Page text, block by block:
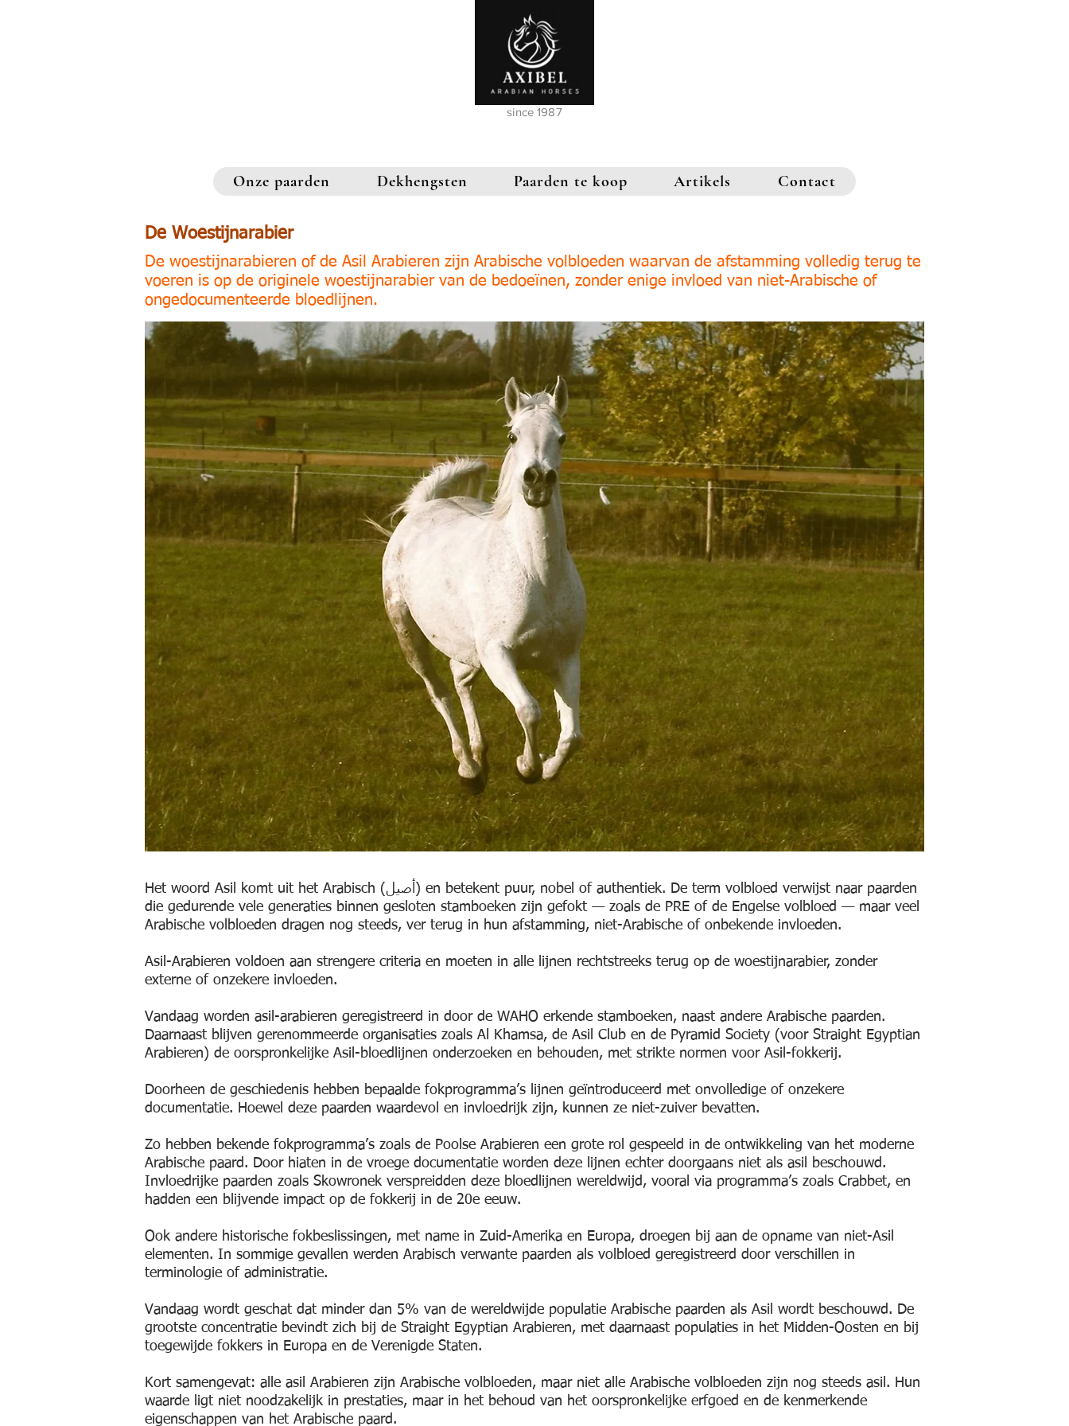
since 1987
Onze paarden Dekhengsten Paarden te koop Artikels Contact
De Woestijnarabier
De woestijnarabieren of de Asil Arabieren zijn Arabische volbloeden waarvan de afstamming volledig terug te
voeren is op de originele woestijnarabier van de bedoeïnen, zonder enige invloed van niet-Arabische of
ongedocumenteerde bloedlijnen.
Het woord Asil komt uit het Arabisch (أصيل) en betekent puur, nobel of authentiek. De term volbloed verwijst naar paarden
die gedurende vele generaties binnen gesloten stamboeken zijn gefokt — zoals de PRE of de Engelse volbloed — maar veel
Arabische volbloeden dragen nog steeds, ver terug in hun afstamming, niet-Arabische of onbekende invloeden.
Asil-Arabieren voldoen aan strengere criteria en moeten in alle lijnen rechtstreeks terug op de woestijnarabier, zonder
externe of onzekere invloeden.
Vandaag worden asil-arabieren geregistreerd in door de WAHO erkende stamboeken, naast andere Arabische paarden.
Daarnaast blijven gerenommeerde organisaties zoals Al Khamsa, de Asil Club en de Pyramid Society (voor Straight Egyptian
Arabieren) de oorspronkelijke Asil-bloedlijnen onderzoeken en behouden, met strikte normen voor Asil-fokkerij.
Doorheen de geschiedenis hebben bepaalde fokprogramma’s lijnen geïntroduceerd met onvolledige of onzekere
documentatie. Hoewel deze paarden waardevol en invloedrijk zijn, kunnen ze niet-zuiver bevatten.
Zo hebben bekende fokprogramma’s zoals de Poolse Arabieren een grote rol gespeeld in de ontwikkeling van het moderne
Arabische paard. Door hiaten in de vroege documentatie worden deze lijnen echter doorgaans niet als asil beschouwd.
Invloedrijke paarden zoals Skowronek verspreidden deze bloedlijnen wereldwijd, vooral via programma’s zoals Crabbet, en
hadden een blijvende impact op de fokkerij in de 20e eeuw.
Ook andere historische fokbeslissingen, met name in Zuid-Amerika en Europa, droegen bij aan de opname van niet-Asil
elementen. In sommige gevallen werden Arabisch verwante paarden als volbloed geregistreerd door verschillen in
terminologie of administratie.
Vandaag wordt geschat dat minder dan 5% van de wereldwijde populatie Arabische paarden als Asil wordt beschouwd. De
grootste concentratie bevindt zich bij de Straight Egyptian Arabieren, met daarnaast populaties in het Midden-Oosten en bij
toegewijde fokkers in Europa en de Verenigde Staten.
Kort samengevat: alle asil Arabieren zijn Arabische volbloeden, maar niet alle Arabische volbloeden zijn nog steeds asil. Hun
waarde ligt niet noodzakelijk in prestaties, maar in het behoud van het oorspronkelijke erfgoed en de kenmerkende
eigenschappen van het Arabische paard.